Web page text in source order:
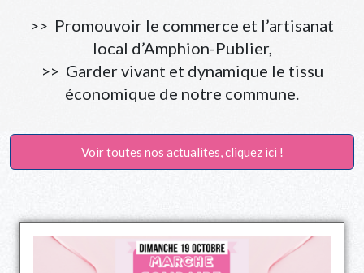
>> Promouvoir le commerce et l’artisanat
local d’Amphion-Publier,
>> Garder vivant et dynamique le tissu
économique de notre commune.
Voir toutes nos actualites, cliquez ici !